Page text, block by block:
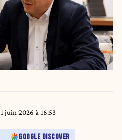
1 juin 2026 à 16:53
GOOGLE DISCOVER